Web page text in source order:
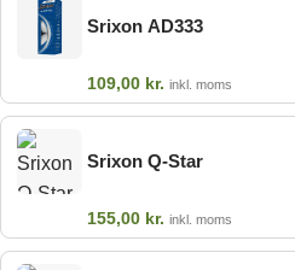
Srixon AD333
109,00 kr. inkl. moms
Srixon Q-Star
155,00 kr. inkl. moms